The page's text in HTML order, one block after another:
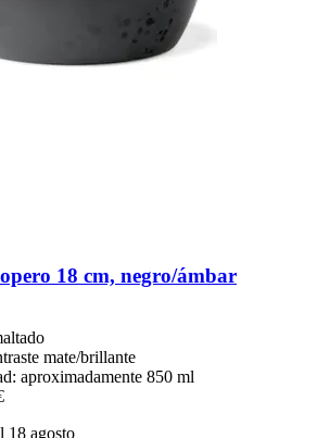
18 cm, negro/ámbar
mate/brillante
aproximadamente 850 ml
18 agosto